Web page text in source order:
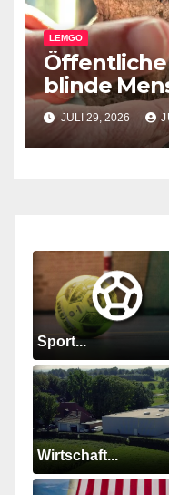
LEMGO
blinde
Menschen
Junkerhaus
JULI 29, 2026
Sport...
Wirtschaft...